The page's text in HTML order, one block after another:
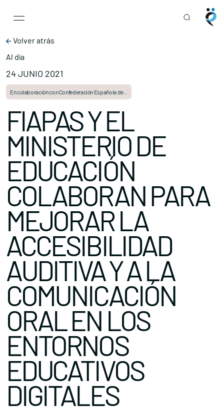
Main Navigation
Volver atrás
Al día
24 JUNIO 2021
En colaboración con Confederación Española de...
FIAPAS Y EL
MINISTERIO DE
EDUCACIÓN
COLABORAN PARA
MEJORAR LA
ACCESIBILIDAD
AUDITIVA Y A LA
COMUNICACIÓN
ORAL EN LOS
ENTORNOS
EDUCATIVOS
DIGITALES